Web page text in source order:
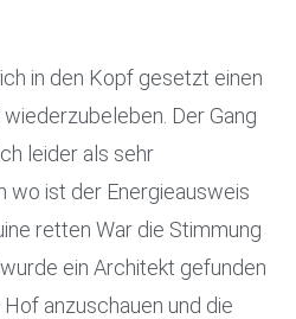
in den Kopf gesetzt einen
Der Gang
leider als sehr
wo ist der Energieausweis
retten War die Stimmung
ein Architekt gefunden
anzuschauen und die